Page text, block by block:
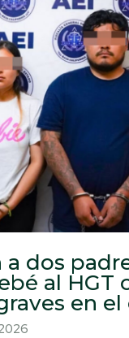
a dos
al HGT
en